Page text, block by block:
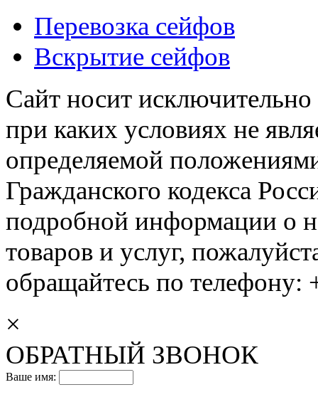
Перевозка сейфов
Вскрытие сейфов
Сайт носит
при каких условиях не
определяемой
Гражданского кодекса
подробной информации о
товаров и услуг,
обращайтесь по
×
ОБРАТНЫЙ ЗВОНОК
Ваше имя: